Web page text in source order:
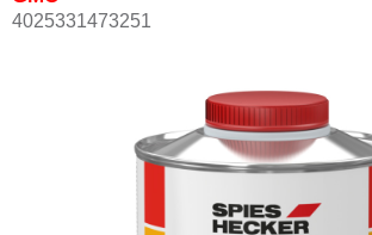
4025331473251